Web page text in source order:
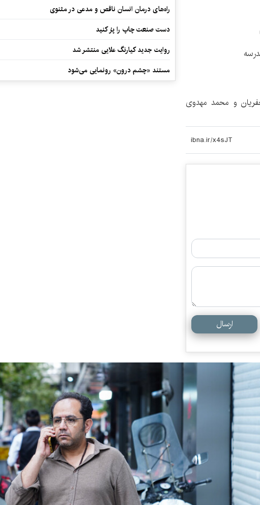
و محمد مهدوی
ارسال
راه‌های درمان انسان ناقص و مدعی در مثنوی
دست صنعت چاپ را پرُ کنید
روایت جدید کیارنگ علایی منتشر شد
مستند «چشم درون» رونمایی می‌شود